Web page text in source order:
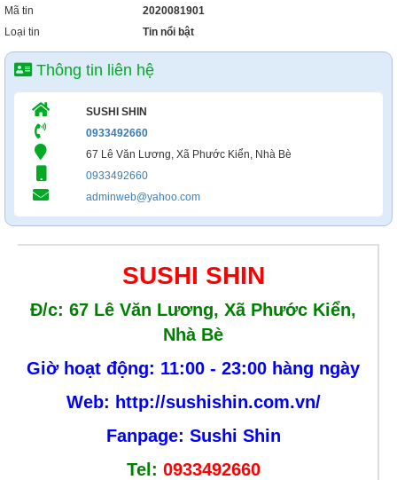
Mã tin
2020081901
Loại tin
Tin nổi bật
Thông tin liên hệ
SUSHI SHIN
0933492660
67 Lê Văn Lương, Xã Phước Kiển, Nhà Bè
0933492660
adminweb@yahoo.com
SUSHI SHIN
Đ/c: 67 Lê Văn Lương, Xã Phước Kiển,
Nhà Bè
Giờ hoạt động: 11:00 - 23:00 hàng ngày
Web: http://sushishin.com.vn/
Fanpage: Sushi Shin
Tel: 0933492660